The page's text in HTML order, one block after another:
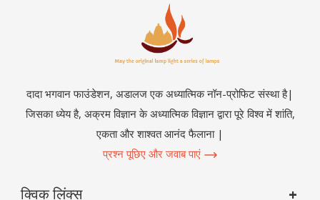
दादा भगवान फाउंडेशन, अडालज एक अध्यात्मिक नॉन-प्रोफिट संस्था है|
जिसका ध्येय है, अक्रम विज्ञान के अध्यात्मिक विज्ञान द्वारा पूरे विश्व में शांति,
एकता और शाश्वत आनंद फैलाना |
प्रश्न पूछिए और जवाब पाएं
क्विक लिंक्स